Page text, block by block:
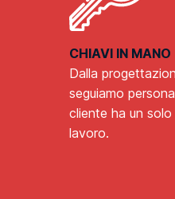
CHIAVI IN MANO
Dalla
seguiamo
cliente ha un
lavoro.